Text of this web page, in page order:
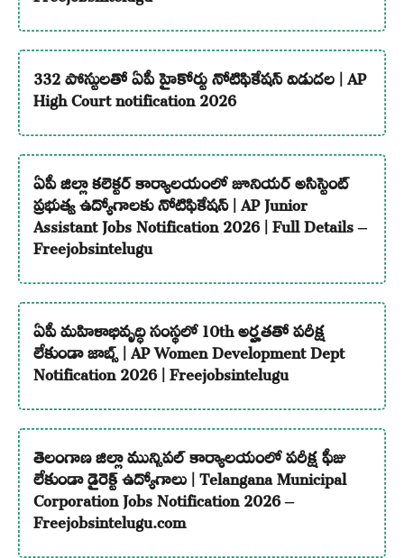
332 పోస్టులతో ఏపీ హైకోర్టు నోటిఫికేషన్ విడుదల | AP
High Court notification 2026
ఏపీ జిల్లా కలెక్టర్ కార్యాలయంలో జూనియర్ అసిస్టెంట్
ప్రభుత్వ ఉద్యోగాలకు నోటిఫికేషన్ | AP Junior
Assistant Jobs Notification 2026 | Full Details –
Freejobsintelugu
ఏపీ మహిళాభివృద్ధి సంస్థలో 10th అర్హతతో పరీక్ష
లేకుండా జాబ్స్ | AP Women Development Dept
Notification 2026 | Freejobsintelugu
తెలంగాణ జిల్లా మున్సిపల్ కార్యాలయంలో పరీక్ష ఫీజు
లేకుండా డైరెక్ట్ ఉద్యోగాలు | Telangana Municipal
Corporation Jobs Notification 2026 –
Freejobsintelugu.com